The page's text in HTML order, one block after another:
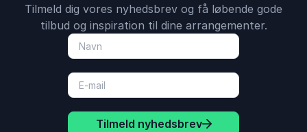
Tilmeld dig vores nyhedsbrev og få løbende gode
tilbud og inspiration til dine arrangementer.
Tilmeld nyhedsbrev